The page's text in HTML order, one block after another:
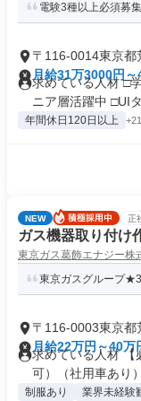
電験3種以上必須募
〒116-0014東京都
月給31万3000円
求めている人材 □
ニア層活躍中 □UIタ
年間休日120日以上
NEW 正
ガス機器取り付け
東京ガス葛飾エナジー株
東京ガスグループ
〒116-0003東京都
月給22万円～40万
求めている人材 【
可）（社用車あり
制服あり 業界未経験